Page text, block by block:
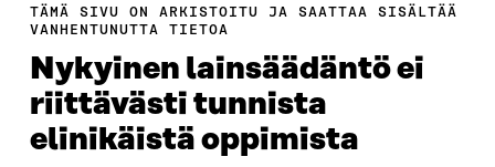
TÄMÄ SIVU ON ARKISTOITU JA SAATTAA SISÄLTÄÄ
VANHENTUNUTTA TIETOA
Nykyinen lainsäädäntö ei
riittävästi tunnista
elinikäistä oppimista